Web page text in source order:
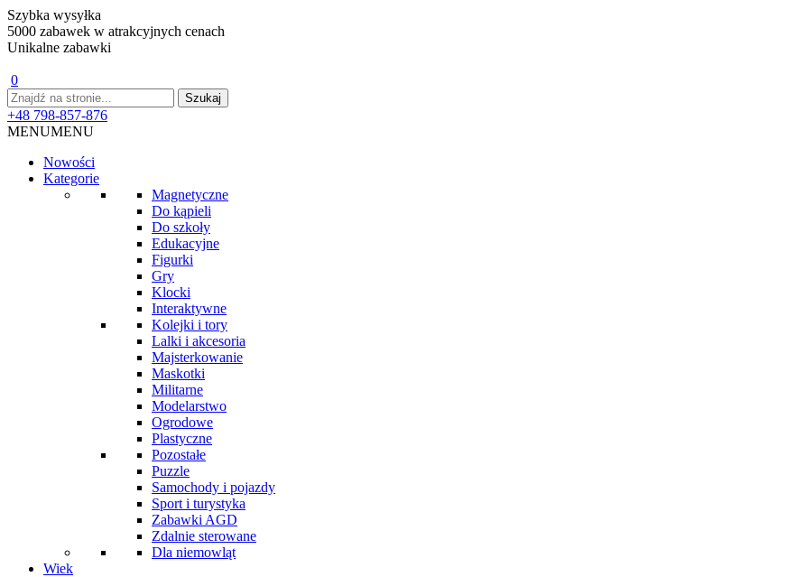
Szybka wysyłka
5000 zabawek w atrakcyjnych cenach
Unikalne zabawki
0
+48 798-857-876
MENUMENU
Nowości
Kategorie
Magnetyczne
Do kąpieli
Do szkoły
Edukacyjne
Figurki
Gry
Klocki
Interaktywne
Kolejki i tory
Lalki i akcesoria
Majsterkowanie
Maskotki
Militarne
Modelarstwo
Ogrodowe
Plastyczne
Pozostałe
Puzzle
Samochody i pojazdy
Sport i turystyka
Zabawki AGD
Zdalnie sterowane
Dla niemowląt
Wiek